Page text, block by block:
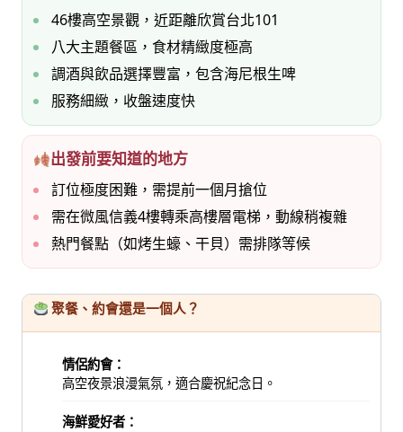
46樓高空景觀，近距離欣賞台北101
八大主題餐區，食材精緻度極高
調酒與飲品選擇豐富，包含海尼根生啤
服務細緻，收盤速度快
出發前要知道的地方
訂位極度困難，需提前一個月搶位
需在微風信義4樓轉乘高樓層電梯，動線稍複雜
熱門餐點（如烤生蠔、干貝）需排隊等候
聚餐、約會還是一個人？
情侶約會：
高空夜景浪漫氣氛，適合慶祝紀念日。
海鮮愛好者：